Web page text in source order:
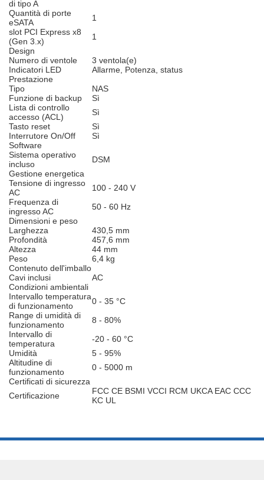
di tipo A
Quantità di porte
eSATA
1
slot PCI Express x8
(Gen 3.x)
1
Design
Numero di ventole
3 ventola(e)
Indicatori LED
Allarme, Potenza, status
Prestazione
Tipo
NAS
Funzione di backup
Sì
Lista di controllo
accesso (ACL)
Sì
Tasto reset
Sì
Interrutore On/Off
Sì
Software
Sistema operativo
incluso
DSM
Gestione energetica
Tensione di ingresso
AC
100 - 240 V
Frequenza di
ingresso AC
50 - 60 Hz
Dimensioni e peso
Larghezza
430,5 mm
Profondità
457,6 mm
Altezza
44 mm
Peso
6,4 kg
Contenuto dell'imballo
Cavi inclusi
AC
Condizioni ambientali
Intervallo temperatura
di funzionamento
0 - 35 °C
Range di umidità di
funzionamento
8 - 80%
Intervallo di
temperatura
-20 - 60 °C
Umidità
5 - 95%
Altitudine di
funzionamento
0 - 5000 m
Certificati di sicurezza
Certificazione
FCC CE BSMI VCCI RCM UKCA EAC CCC
KC UL